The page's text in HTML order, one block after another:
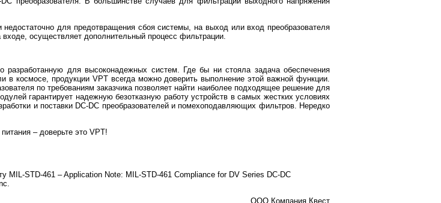
для предотвращения сбоя системы, на выход или вход преобразователя
осуществляет дополнительный процесс фильтрации.
разработанную для высоконадежных систем. Где бы ни стояла задача обеспечения
в космосе, продукции VPT всегда можно доверить выполнение этой важной функции.
по требованиям заказчика позволяет найти наиболее подходящее решение для
гарантирует надежную безотказную работу устройств в самых жестких условиях
и поставки DC-DC преобразователей и помехоподавляющих фильтров. Нередко
– доверьте это VPT!
MIL-STD-461 – Application Note: MIL-STD-461 Compliance for DV Series DC-DC
ООО Компания Квест